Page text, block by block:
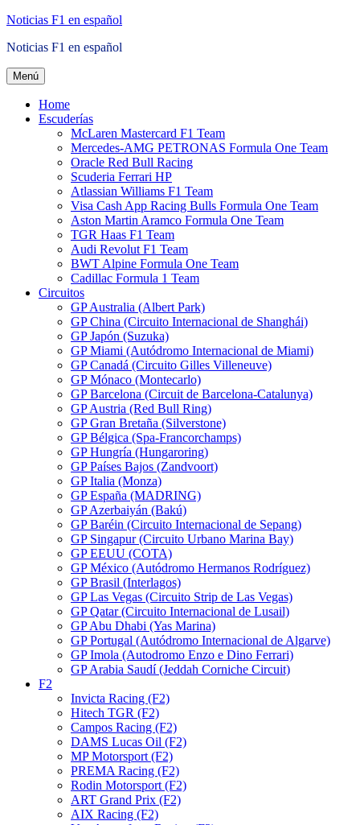
Saltar
contenido
Noticias F1 en español
Noticias F1 en español
Menú
Home
Escuderías
McLaren Mastercard F1 Team
Mercedes-AMG PETRONAS Formula One Team
Oracle Red Bull Racing
Scuderia Ferrari HP
Atlassian Williams F1 Team
Visa Cash App Racing Bulls Formula One Team
Aston Martin Aramco Formula One Team
TGR Haas F1 Team
Audi Revolut F1 Team
BWT Alpine Formula One Team
Cadillac Formula 1 Team
Circuitos
GP Australia (Albert Park)
GP China (Circuito Internacional de Shanghái)
GP Japón (Suzuka)
GP Miami (Autódromo Internacional de Miami)
GP Canadá (Circuito Gilles Villeneuve)
GP Mónaco (Montecarlo)
GP Barcelona (Circuit de Barcelona-Catalunya)
GP Austria (Red Bull Ring)
GP Gran Bretaña (Silverstone)
GP Bélgica (Spa-Francorchamps)
GP Hungría (Hungaroring)
GP Países Bajos (Zandvoort)
GP Italia (Monza)
GP España (MADRING)
GP Azerbaiyán (Bakú)
GP Baréin (Circuito Internacional de Sepang)
GP Singapur (Circuito Urbano Marina Bay)
GP EEUU (COTA)
GP México (Autódromo Hermanos Rodríguez)
GP Brasil (Interlagos)
GP Las Vegas (Circuito Strip de Las Vegas)
GP Qatar (Circuito Internacional de Lusail)
GP Abu Dhabi (Yas Marina)
GP Portugal (Autódromo Internacional de Algarve)
GP Imola (Autodromo Enzo e Dino Ferrari)
GP Arabia Saudí (Jeddah Corniche Circuit)
F2
Invicta Racing (F2)
Hitech TGR (F2)
Campos Racing (F2)
DAMS Lucas Oil (F2)
MP Motorsport (F2)
PREMA Racing (F2)
Rodin Motorsport (F2)
ART Grand Prix (F2)
AIX Racing (F2)